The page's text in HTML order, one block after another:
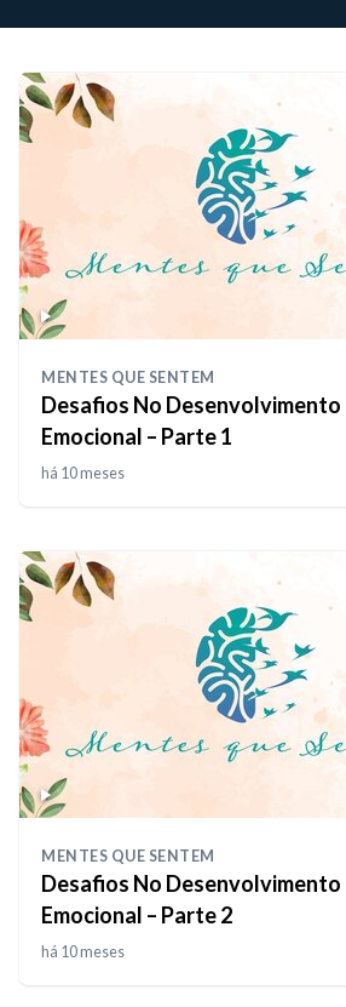
MENTES QUE SENTEM
Desafios No
Emocional – Parte 1
há 10 meses
MENTES QUE SENTEM
Desafios No
Emocional – Parte 2
há 10 meses